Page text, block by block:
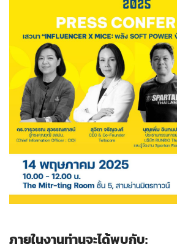
ภายในงานท่านจะได้พบกับ: